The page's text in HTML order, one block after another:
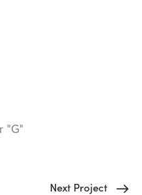
Next Project